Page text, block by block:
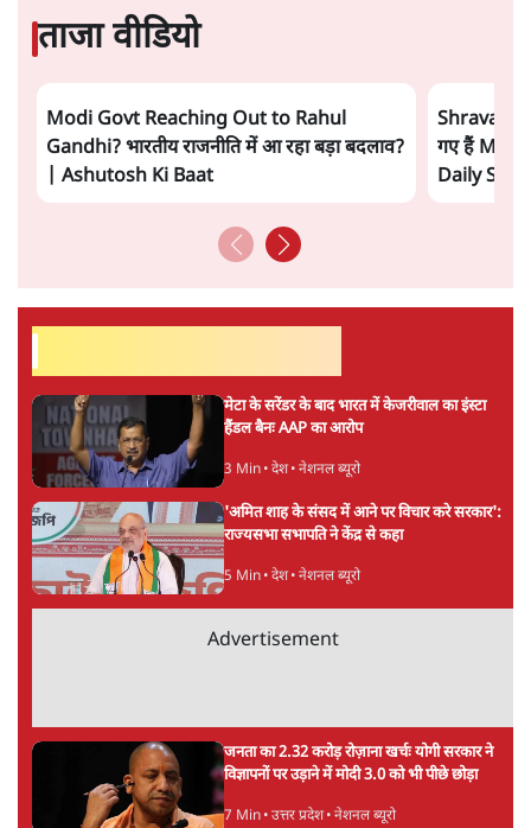
ताजा वीडियो
Modi Govt Reaching Out to Rahul
Gandhi? भारतीय राजनीति में आ रहा बड़ा बदलाव?
| Ashutosh Ki Baat
Shravan
गए हैं
Daily
मेटा के सरेंडर के बाद भारत में केजरीवाल का इंस्टा
हैंडल बैनः AAP का आरोप
3 Min• देश• नेशनल ब्यूरो
'अमित शाह के संसद में आने पर विचार करे सरकार':
राज्यसभा सभापति ने केंद्र से कहा
5 Min• देश• नेशनल ब्यूरो
Advertisement
जनता का 2.32 करोड़ रोज़ाना खर्चः योगी सरकार ने
विज्ञापनों पर उड़ाने में मोदी 3.0 को भी पीछे छोड़ा
7 Min• उत्तर प्रदेश• नेशनल ब्यूरो